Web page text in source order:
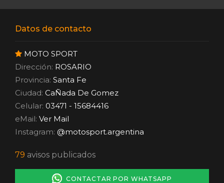
Datos de contacto
MOTO SPORT
Dirección: ROSARIO
Provincia: Santa Fe
Ciudad: CaÑada De Gomez
Celular: 03471 - 15684416
eMail: Ver Mail
Instagram: @motosport.argentina
79 avisos publicados
CONTACTAR POR WHATSAPP